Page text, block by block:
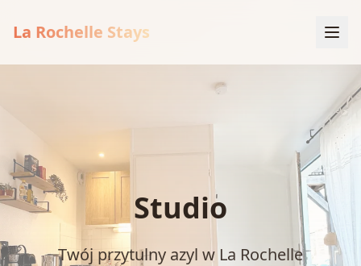
La Rochelle Stays
Studio
Twój przytulny azyl w La Rochelle